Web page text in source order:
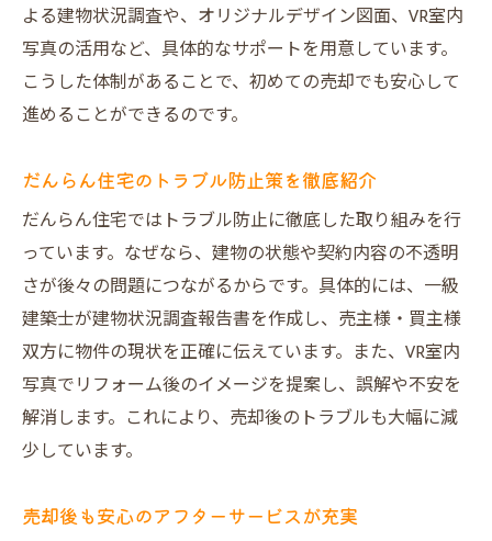
よる建物状況調査や、オリジナルデザイン図面、VR室内
写真の活用など、具体的なサポートを用意しています。
こうした体制があることで、初めての売却でも安心して
進めることができるのです。
だんらん住宅のトラブル防止策を徹底紹介
だんらん住宅ではトラブル防止に徹底した取り組みを行
っています。なぜなら、建物の状態や契約内容の不透明
さが後々の問題につながるからです。具体的には、一級
建築士が建物状況調査報告書を作成し、売主様・買主様
双方に物件の現状を正確に伝えています。また、VR室内
写真でリフォーム後のイメージを提案し、誤解や不安を
解消します。これにより、売却後のトラブルも大幅に減
少しています。
売却後も安心のアフターサービスが充実